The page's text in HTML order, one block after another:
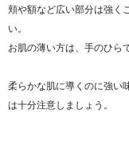
頬や額など広い部分は強く
い。
お肌の薄い方は、手のひら
柔らかな肌に導くのに強い
は十分注意しましょう。